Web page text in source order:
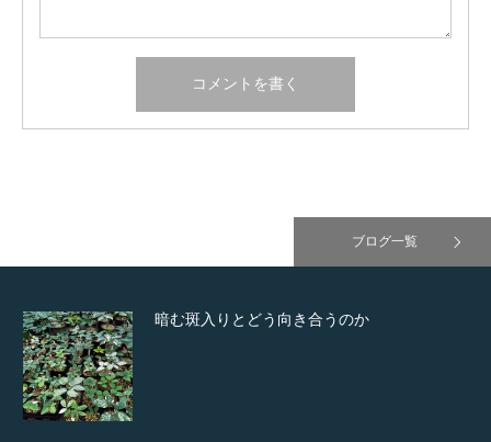
ブログ一覧
暗む斑入りとどう向き合うのか